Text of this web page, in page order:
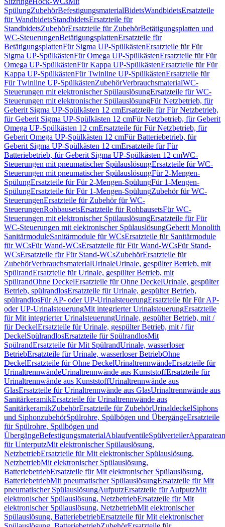
SpülungZubehörBefestigungsmaterialBidetsWandbidetsErsatzteile
für WandbidetsStandbidetsErsatzteile für
StandbidetsZubehörErsatzteile für ZubehörBetätigungsplatten und
WC-SteuerungenBetätigungsplattenErsatzteile für
BetätigungsplattenFür Sigma UP-SpülkästenErsatzteile für Für
Sigma UP-SpülkästenFür Omega UP-SpülkästenErsatzteile für Für
Omega UP-SpülkästenFür Kappa UP-SpülkästenErsatzteile für Für
Kappa UP-SpülkästenFür Twinline UP-SpülkästenErsatzteile für
Für Twinline UP-SpülkästenZubehörVerbrauchsmaterialWC-
Steuerungen mit elektronischer SpülauslösungErsatzteile für WC-
Steuerungen mit elektronischer SpülauslösungFür Netzbetrieb, für
Geberit Sigma UP-Spülkästen 12 cmErsatzteile für Für Netzbetrieb,
für Geberit Sigma UP-Spülkästen 12 cmFür Netzbetrieb, für Geberit
Omega UP-Spülkästen 12 cmErsatzteile für Für Netzbetrieb, für
Geberit Omega UP-Spülkästen 12 cmFür Batteriebetrieb, für
Geberit Sigma UP-Spülkästen 12 cmErsatzteile für Für
Batteriebetrieb, für Geberit Sigma UP-Spülkästen 12 cmWC-
Steuerungen mit pneumatischer SpülauslösungErsatzteile für WC-
Steuerungen mit pneumatischer SpülauslösungFür 2-Mengen-
SpülungErsatzteile für Für 2-Mengen-SpülungFür 1-Mengen-
SpülungErsatzteile für Für 1-Mengen-SpülungZubehör für WC-
SteuerungenErsatzteile für Zubehör für WC-
SteuerungenRohbausetsErsatzteile für RohbausetsFür WC-
Steuerungen mit elektronischer SpülauslösungErsatzteile für Für
WC-Steuerungen mit elektronischer SpülauslösungGeberit Monolith
SanitärmoduleSanitärmodule für WCsErsatzteile für Sanitärmodule
für WCsFür Wand-WCsErsatzteile für Für Wand-WCsFür Stand-
WCsErsatzteile für Für Stand-WCsZubehörErsatzteile für
ZubehörVerbrauchsmaterialUrinaleUrinale, gespülter Betrieb, mit
SpülrandErsatzteile für Urinale, gespülter Betrieb, mit
SpülrandOhne DeckelErsatzteile für Ohne DeckelUrinale, gespülter
Betrieb, spülrandlosErsatzteile für Urinale, gespülter Betrieb,
spülrandlosFür AP- oder UP-UrinalsteuerungErsatzteile für Für AP-
oder UP-UrinalsteuerungMit integrierter UrinalsteuerungErsatzteile
für Mit integrierter UrinalsteuerungUrinale, gespülter Betrieb, mit /
für DeckelErsatzteile für Urinale, gespülter Betrieb, mit / für
DeckelSpülrandlosErsatzteile für SpülrandlosMit
SpülrandErsatzteile für Mit SpülrandUrinale, wasserloser
BetriebErsatzteile für Urinale, wasserloser BetriebOhne
DeckelErsatzteile für Ohne DeckelUrinaltrennwändeErsatzteile für
UrinaltrennwändeUrinaltrennwände aus KunststoffErsatzteile für
Urinaltrennwände aus KunststoffUrinaltrennwände aus
GlasErsatzteile für Urinaltrennwände aus GlasUrinaltrennwände aus
SanitärkeramikErsatzteile für Urinaltrennwände aus
SanitärkeramikZubehörErsatzteile für ZubehörUrinaldeckelSiphons
und SiphonzubehörSpülrohre, Spülbögen und ÜbergängeErsatzteile
für Spülrohre, Spülbögen und
ÜbergängeBefestigungsmaterialAblaufventileSpülverteiler
für UnterputzMit elektronischer Spülauslösung,
NetzbetriebErsatzteile für Mit elektronischer Spülauslösung,
NetzbetriebMit elektronischer Spülauslösung,
BatteriebetriebErsatzteile für Mit elektronischer Spülauslösung,
BatteriebetriebMit pneumatischer SpülauslösungErsatzteile für Mit
pneumatischer SpülauslösungAufputzErsatzteile für AufputzMit
elektronischer Spülauslösung, NetzbetriebErsatzteile für Mit
elektronischer Spülauslösung, NetzbetriebMit elektronischer
Spülauslösung, BatteriebetriebErsatzteile für Mit elektronischer